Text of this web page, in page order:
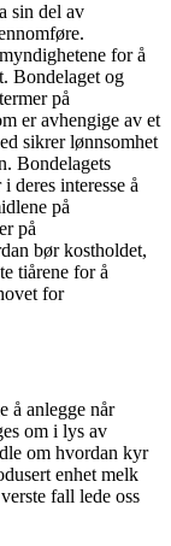
sin del av
for å
Bondelaget og
på
er avhengige av et
sikrer lønnsomhet
Bondelagets
deres interesse å
på
på
bør kostholdet,
tiårene for å
for
å anlegge når
om i lys av
om hvordan kyr
enhet melk
fall lede oss